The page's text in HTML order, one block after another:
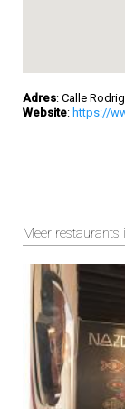
Adres: Calle
Website: https://
Meer restaurants